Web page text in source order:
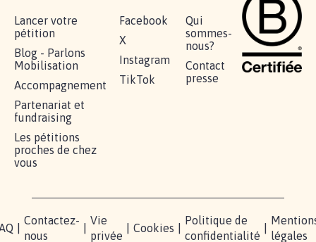
Lancer votre
pétition
Blog - Parlons
Mobilisation
Accompagnement
Partenariat et
fundraising
Les pétitions
proches de chez
vous
Facebook
X
Instagram
TikTok
Qui
sommes-
nous?
Contact
presse
Contactez-
nous
Vie
privée
Cookies
Politique de
confidentialité
légales